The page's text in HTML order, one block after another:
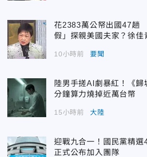
花2383萬公帑出國47趟
假」探親美國夫家？徐佳
10小時前 要聞
陸男手搓AI劇暴紅！《
分鐘算力燒掉近萬台幣
15小時前 大陸
迎戰九合一！國民黨精
正式公布加入團隊